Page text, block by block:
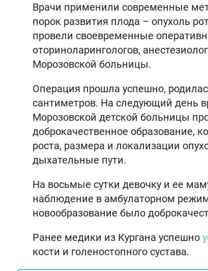
Врачи применили современные
порок развития плода – опухоль
провели своевременные
оториноларингологов,
Морозовской больницы.
Операция прошла успешно,
сантиметров. На следующий день
Морозовской детской больницы
доброкачественное образование,
роста, размера и локализации
дыхательные пути.
На восьмые сутки девочку и ее
наблюдение в амбулаторном
новообразование было
Ранее медики из Кургана успешно
кости и голеностопного сустава.